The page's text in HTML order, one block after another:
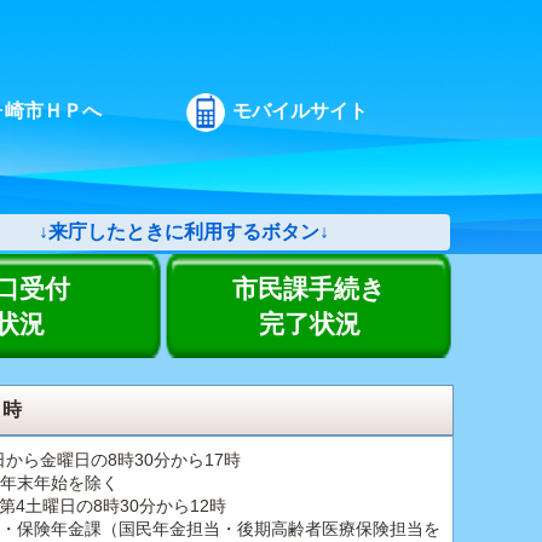
崎市ＨＰへ モバイルサイト
↓来庁したときに利用するボタン↓
受付
況
市民課手続き
完了状況
から金曜日の8時30分から17時
末年始を除く
4土曜日の8時30分から12時
保険年金課（国民年金担当・後期高齢者医療保険担当を